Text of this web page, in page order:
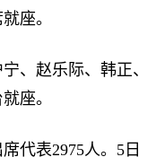
座。
赵乐际、韩正、
座。
代表2975人。5日